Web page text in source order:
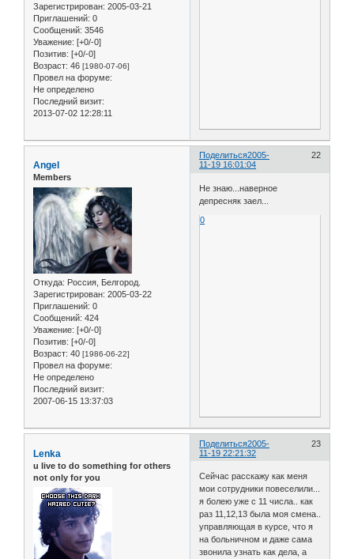
Зарегистрирован: 2005-03-21
Приглашений: 0
Сообщений: 3546
Уважение: [+0/-0]
Позитив: [+0/-0]
Возраст: 46 [1980-07-06]
Провел на форуме:
Не определено
Последний визит:
2013-07-02 12:28:11
Поделиться 22
2005-
11-19 16:01:04
Angel
Members
Откуда: Россия, Белгород.
Зарегистрирован: 2005-03-22
Приглашений: 0
Сообщений: 424
Уважение: [+0/-0]
Позитив: [+0/-0]
Возраст: 40 [1986-06-22]
Провел на форуме:
Не определено
Последний визит:
2007-06-15 13:37:03
Не знаю...наверное
депресняк заел...
0
Поделиться 23
2005-
11-19 22:21:32
Lenka
u live to do something for others
not only for you
Сейчас расскажу как меня
мои сотрудники повеселили...
я болею уже с 11 числа.. как
раз 11,12,13 была моя смена..
управляющая в курсе, что я
на больничном и даже сама
звонила узнать как дела, а